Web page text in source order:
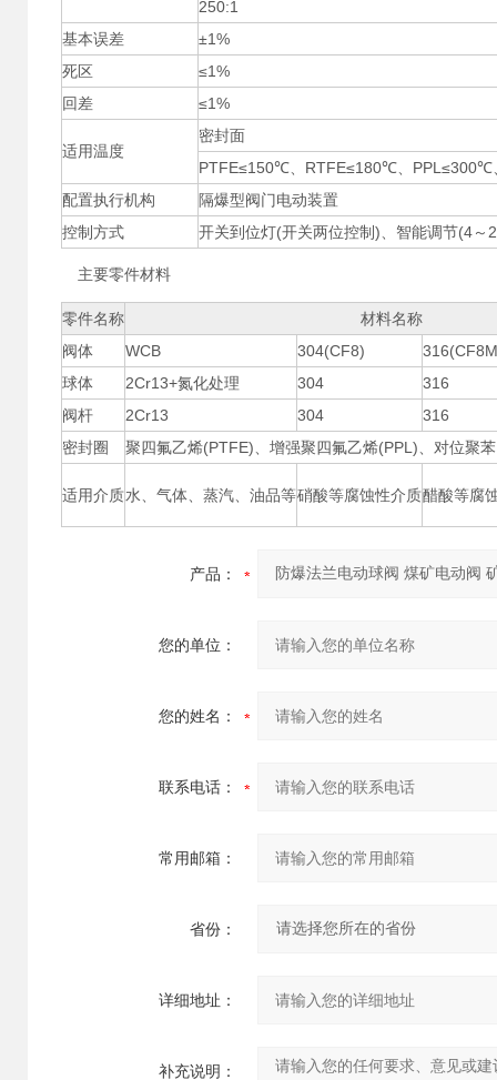
250:1
基本误差
±1%
死区
≤1%
回差
≤1%
适用温度
密封面
PTFE≤150℃、RTFE≤180℃、PPL≤300℃
配置执行机构
隔爆型阀门电动装置
控制方式
开关到位灯(开关两位控制)、智能调节(4～
主要零件材料
零件名称
材料名称
阀体
WCB 304(CF8)
球体
2Cr13+氮化处理 304
316
阀杆
2Cr13 304
316
密封圈
聚四氟乙烯(PTFE)、增强聚四氟乙烯(PPL)、对位聚
适用介质水、气体、蒸汽、油品等硝酸等腐蚀性介质醋酸等腐
产品：
您的单位：
您的姓名：
联系电话：
常用邮箱：
省份：
详细地址：
补充说明：